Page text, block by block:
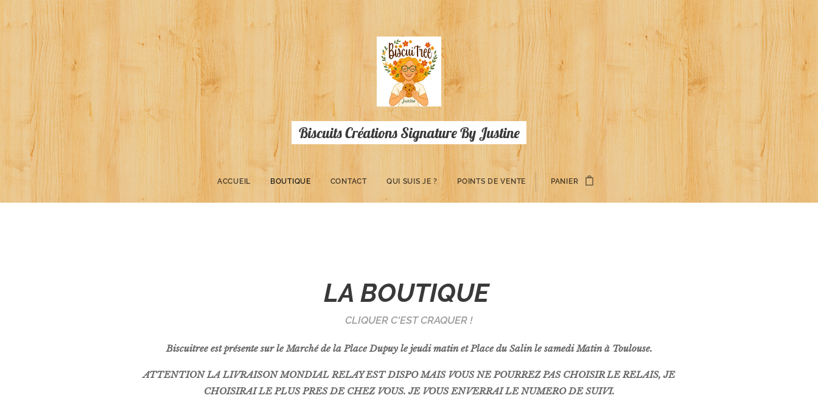
Biscuits Créations Signature By Justine
ACCUEIL BOUTIQUE CONTACT QUI SUIS JE ? POINTS DE VENTE PANIER
LA BOUTIQUE
CLIQUER C'EST CRAQUER !
Biscuitree est présente sur le Marché de la Place Dupuy le jeudi matin et Place du Salin le samedi Matin à Toulouse.
ATTENTION LA LIVRAISON MONDIAL RELAY EST DISPO MAIS VOUS NE POURREZ PAS CHOISIR LE RELAIS, JE
CHOISIRAI LE PLUS PRES DE CHEZ VOUS. JE VOUS ENVERRAI LE NUMERO DE SUIVI.